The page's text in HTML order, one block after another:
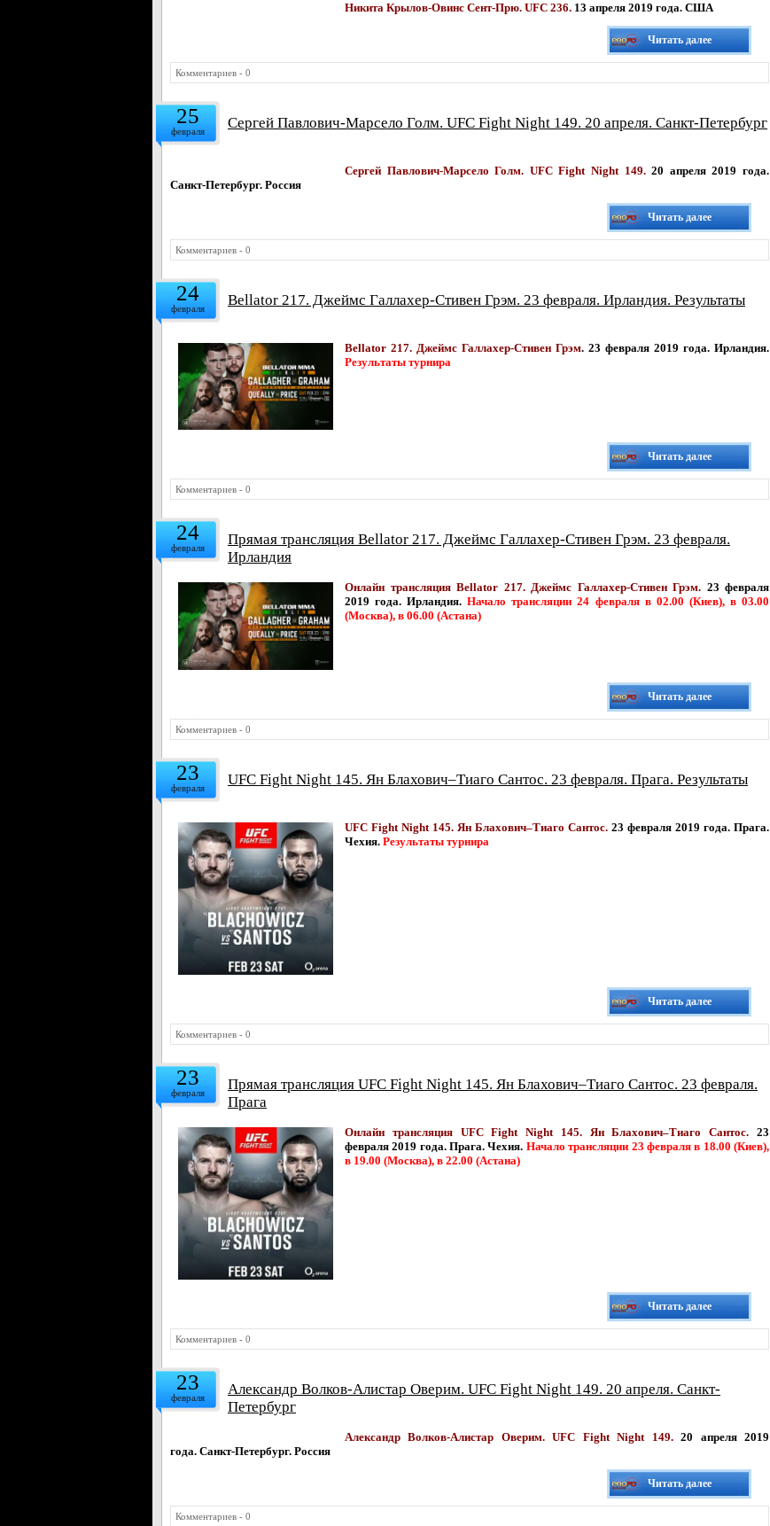
Никита Крылов-Овинс Сент-Прю. UFC 236. 13 апреля 2019 года. США
Читать далее
Комментариев - 0
25
февраля Сергей Павлович-Марсело Голм. UFC Fight Night 149. 20 апреля. Санкт-Петербург
Сергей Павлович-Марсело Голм. UFC Fight Night 149.20 апреля 2019 года.
Санкт-Петербург. Россия
Читать далее
Комментариев - 0
24
февраля Bellator 217. Джеймс Галлахер-Стивен Грэм. 23 февраля. Ирландия. Результаты
Bellator 217. Джеймс Галлахер-Стивен Грэм. 23 февраля 2019 года. Ирландия.
Результаты турнира
Читать далее
Комментариев - 0
24
февраля
Прямая трансляция Bellator 217. Джеймс Галлахер-Стивен Грэм. 23 февраля.
Ирландия
Онлайн трансляция Bellator 217. Джеймс Галлахер-Стивен Грэм. 23 февраля
2019 года. Ирландия.Начало трансляции 24 февраля в 02.00 (Киев), в 03.00
(Москва), в 06.00 (Астана)
Читать далее
Комментариев - 0
23
февраля UFC Fight Night 145. Ян Блахович–Тиаго Сантос. 23 февраля. Прага. Результаты
UFC Fight Night 145. Ян Блахович–Тиаго Сантос. 23 февраля 2019 года. Прага.
Чехия. Результаты турнира
Читать далее
Комментариев - 0
23
февраля
Прямая трансляция UFC Fight Night 145. Ян Блахович–Тиаго Сантос. 23 февраля.
Прага
Онлайн трансляция UFC Fight Night 145. Ян Блахович–Тиаго Сантос.23
февраля 2019 года. Прага. Чехия. Начало трансляции 23 февраля в 18.00 (Киев),
в 19.00 (Москва), в 22.00 (Астана)
Читать далее
Комментариев - 0
23
февраля
Александр Волков-Алистар Оверим. UFC Fight Night 149. 20 апреля. Санкт-
Петербург
Александр Волков-Алистар Оверим.UFC Fight Night 149.20 апреля 2019
года. Санкт-Петербург. Россия
Читать далее
Комментариев - 0